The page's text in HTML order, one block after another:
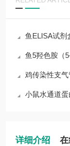
鱼ELISA试剂
鱼5羟色胺（
鸡传染性支
小鼠水通道
详细介绍